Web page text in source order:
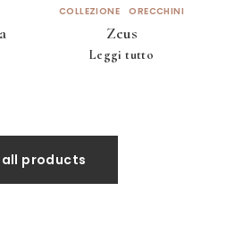
COLLEZIONE ORECCHINI
Zeus
Leggi tutto
all products